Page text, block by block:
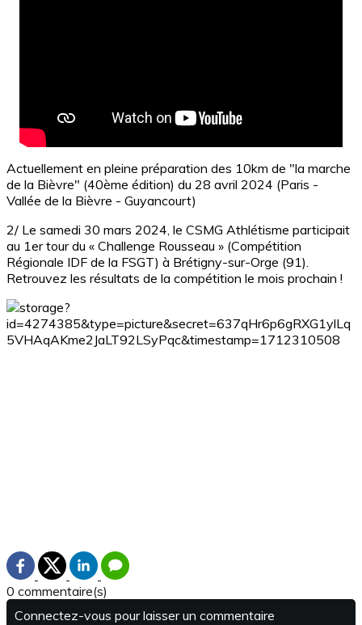
Actuellement en pleine préparation des 10km de "la marche
de la Bièvre" (40ème édition) du 28 avril 2024 (Paris -
Vallée de la Bièvre - Guyancourt)
2/ Le samedi 30 mars 2024, le CSMG Athlétisme participait
au 1er tour du « Challenge Rousseau » (Compétition
Régionale IDF de la FSGT) à Brétigny-sur-Orge (91).
Retrouvez les résultats de la compétition le mois prochain !
0 commentaire(s)
Connectez-vous pour laisser un commentaire